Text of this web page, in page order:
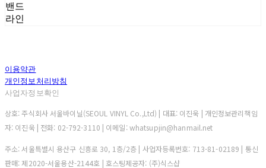
밴드
라인
이용약관
개인정보처리방침
사업자정보확인
상호: 주식회사 서울바이닐(SEOUL VINYL Co.,Ltd) | 대표: 이진욱 | 개인정보관리책임
자: 이진욱 | 전화: 02-792-3110 | 이메일: whatsupjin@hanmail.net
주소: 서울특별시 용산구 신흥로 30, 1층/2층 | 사업자등록번호: 713-81-02189 | 통신
판매: 제2020-서울용산-2144호 | 호스팅제공자: (주)식스샵